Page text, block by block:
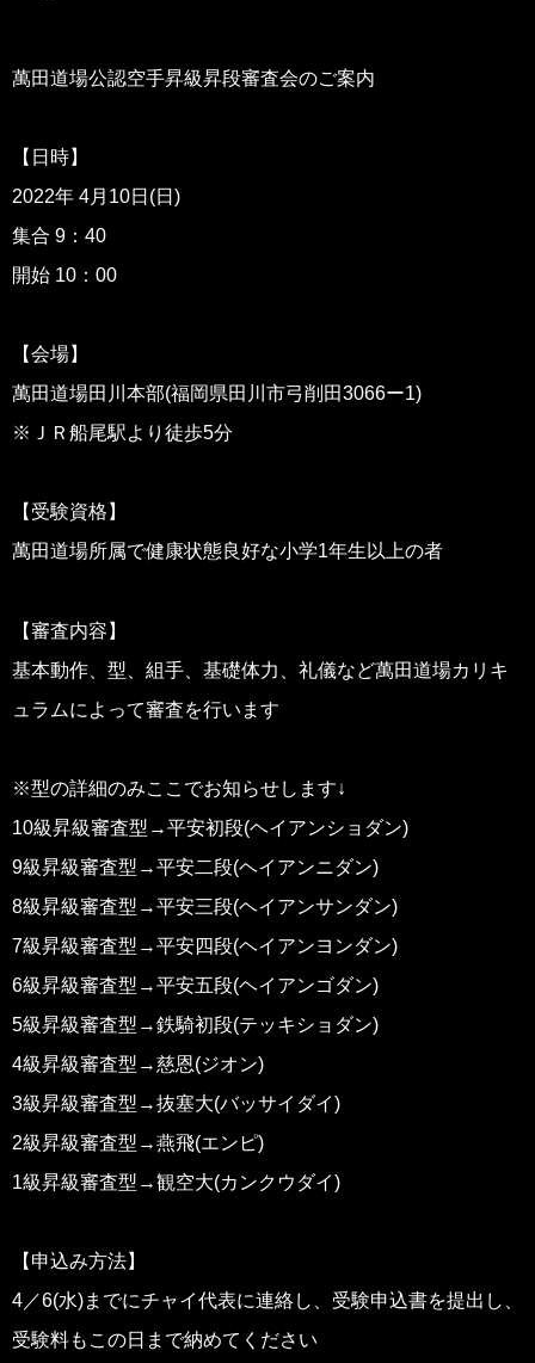
萬田道場公認空手昇級昇段審査会のご案内
【日時】
2022年 4月10日(日)
集合 9：40
開始 10：00
【会場】
萬田道場田川本部(福岡県田川市弓削田3066ー1)
※ＪＲ船尾駅より徒歩5分
【受験資格】
萬田道場所属で健康状態良好な小学1年生以上の者
【審査内容】
基本動作、型、組手、基礎体力、礼儀など萬田道場カリキ
ュラムによって審査を行います
※型の詳細のみここでお知らせします↓
10級昇級審査型→平安初段(ヘイアンショダン)
9級昇級審査型→平安二段(ヘイアンニダン)
8級昇級審査型→平安三段(ヘイアンサンダン)
7級昇級審査型→平安四段(ヘイアンヨンダン)
6級昇級審査型→平安五段(ヘイアンゴダン)
5級昇級審査型→鉄騎初段(テッキショダン)
4級昇級審査型→慈恩(ジオン)
3級昇級審査型→抜塞大(バッサイダイ)
2級昇級審査型→燕飛(エンピ)
1級昇級審査型→観空大(カンクウダイ)
【申込み方法】
4／6(水)までにチャイ代表に連絡し、受験申込書を提出し、
受験料もこの日まで納めてください